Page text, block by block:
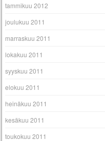
tammikuu 2012
joulukuu 2011
marraskuu 2011
lokakuu 2011
syyskuu 2011
elokuu 2011
heinäkuu 2011
kesäkuu 2011
toukokuu 2011